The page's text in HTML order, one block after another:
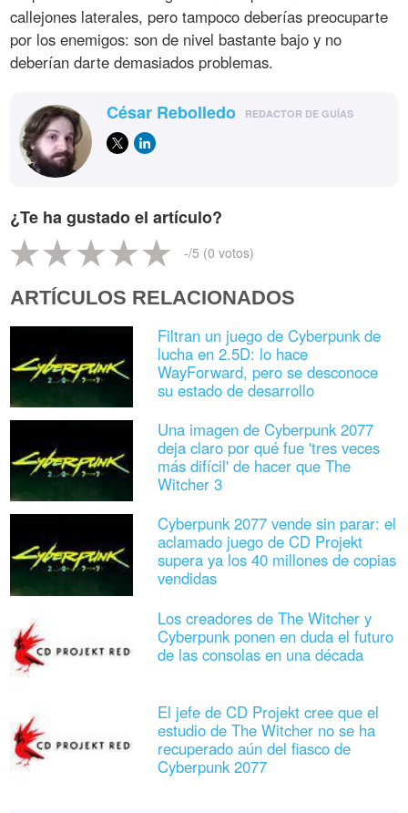
callejones laterales, pero tampoco deberías preocuparte
por los enemigos: son de nivel bastante bajo y no
deberían darte demasiados problemas.
César Rebolledo REDACTOR DE GUÍAS
¿Te ha gustado el artículo?
-/5 (0 votos)
ARTÍCULOS RELACIONADOS
Filtran un juego de Cyberpunk de
lucha en 2.5D: lo hace
WayForward, pero se desconoce
su estado de desarrollo
Una imagen de Cyberpunk 2077
deja claro por qué fue 'tres veces
más difícil' de hacer que The
Witcher 3
Cyberpunk 2077 vende sin parar: el
aclamado juego de CD Projekt
supera ya los 40 millones de copias
vendidas
Los creadores de The Witcher y
Cyberpunk ponen en duda el futuro
de las consolas en una década
El jefe de CD Projekt cree que el
estudio de The Witcher no se ha
recuperado aún del fiasco de
Cyberpunk 2077